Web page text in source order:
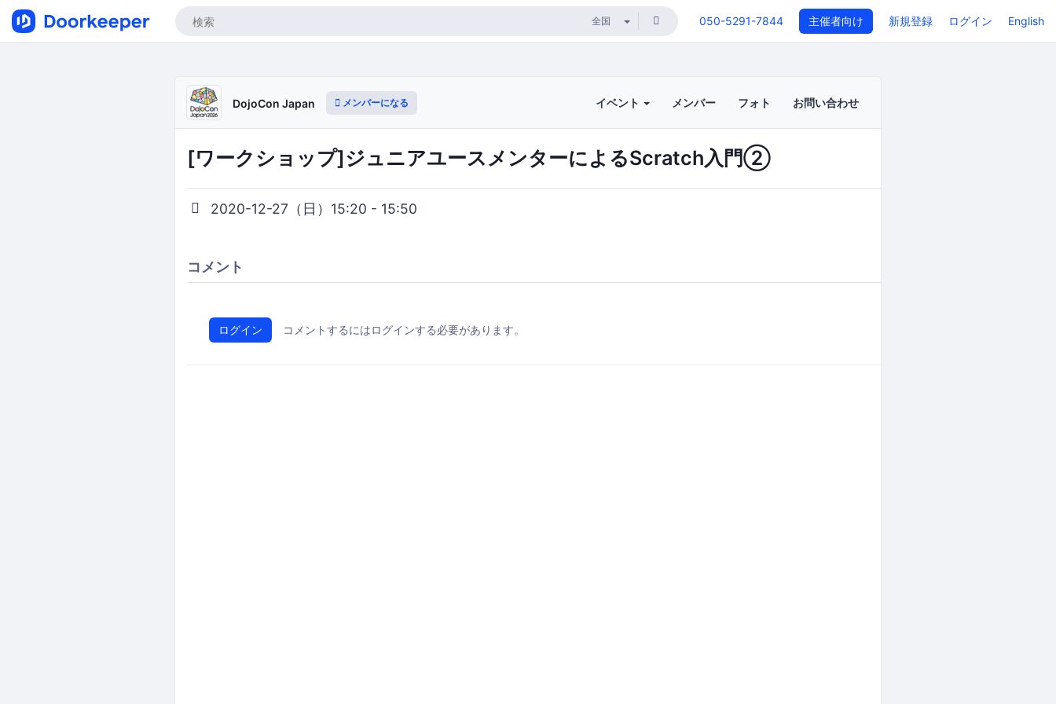
050-5291-7844 主催者向け 新規登録 ログイン English
DojoCon Japan メンバーになる イベント メンバー フォト お問い合わせ
[ワークショップ]ジュニアユースメンターによるScratch入門②
2020-12-27（日）15:20 - 15:50
コメント
ログイン コメントするにはログインする必要があります。